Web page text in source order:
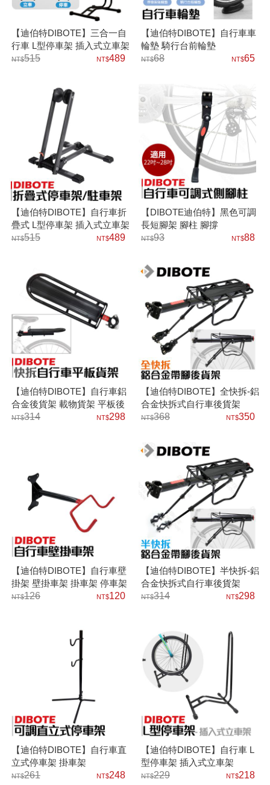
【迪伯特DIBOTE】三合一自
行車 L型停車架 插入式立車架
515
489
【迪伯特DIBOTE】自行車車
輪墊 騎行台前輪墊
68
65
【迪伯特DIBOTE】自行車折
疊式 L型停車架 插入式立車架
駐車架
515 489
【DIBOTE迪伯特】黑色可調
長短腳架 腳柱 腳撐
93
88
【迪伯特DIBOTE】自行車鋁
合金後貨架 載物貨架 平板後
車架 (快拆式)
314 298
【迪伯特DIBOTE】全快拆-鋁
合金快拆式自行車後貨架
368
350
【迪伯特DIBOTE】自行車壁
掛架 壁掛車架 掛車架 停車架
126
120
【迪伯特DIBOTE】半快拆-鋁
合金快拆式自行車後貨架
314
298
【迪伯特DIBOTE】自行車直
立式停車架 掛車架
261
248
【迪伯特DIBOTE】自行車 L
型停車架 插入式立車架
229
218